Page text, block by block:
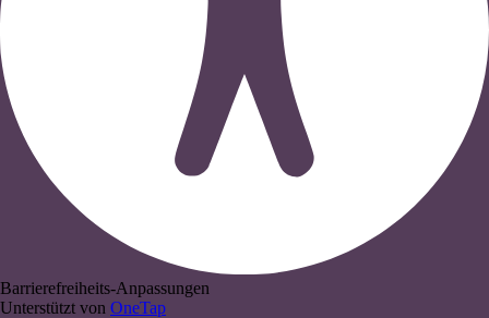
Barrierefreiheits-Anpassungen
Unterstützt von OneTap